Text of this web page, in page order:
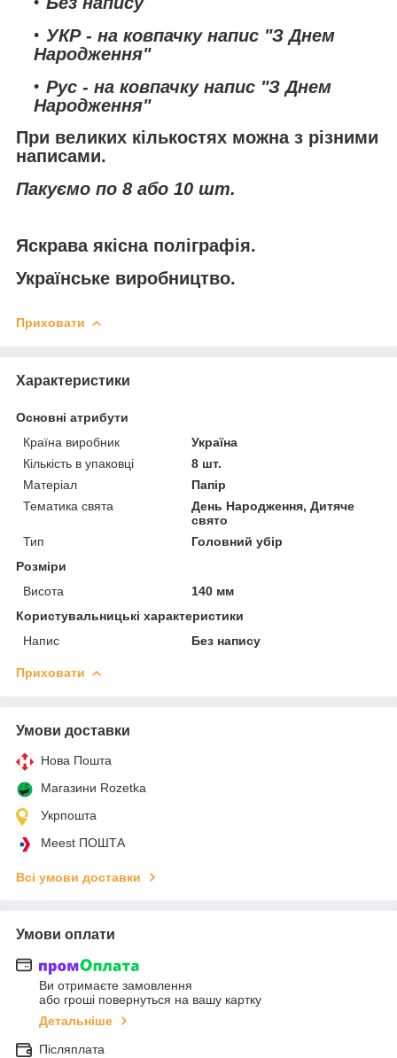
УКР- на ковпачку напис "З Днем
Народження"
Рус - на ковпачку напис "З Днем
Народження"
При великих кількостях можна з різними
написами.
Пакуємо по 8 або 10 шт.
Яскрава якісна поліграфія.
Українське виробництво.
Приховати
Характеристики
Основні атрибути
Країна виробник
Україна
Кількість в упаковці
8 шт.
Матеріал
Папір
Тематика свята
День Народження, Дитяче
свято
Тип
Головний убір
Розміри
Висота
140 мм
Користувальницькі характеристики
Напис
Без напису
Приховати
Умови доставки
Нова Пошта
Магазини Rozetka
Укрпошта
Meest ПОШТА
Всі умови доставки
Умови оплати
Ви отримаєте замовлення
або гроші повернуться на вашу картку
Детальніше
Післяплата